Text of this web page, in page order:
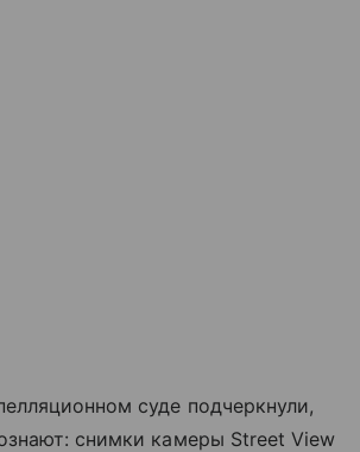
суде подчеркнули,
снимки камеры Street View